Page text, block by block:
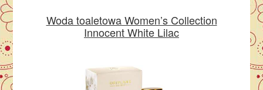
Woda toaletowa Women’s Collection
Innocent White Lilac